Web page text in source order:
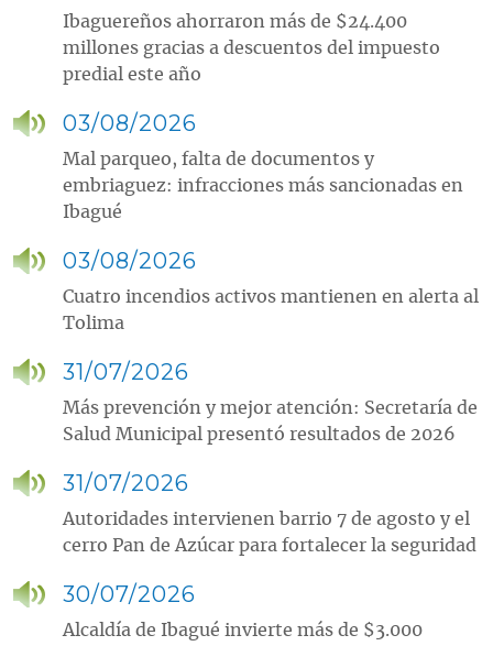
Ibaguereños ahorraron más de $24.400
millones gracias a descuentos del impuesto
predial este año
03/08/2026
Mal parqueo, falta de documentos y
embriaguez: infracciones más sancionadas en
Ibagué
03/08/2026
Cuatro incendios activos mantienen en alerta al
Tolima
31/07/2026
Más prevención y mejor atención: Secretaría de
Salud Municipal presentó resultados de 2026
31/07/2026
Autoridades intervienen barrio 7 de agosto y el
cerro Pan de Azúcar para fortalecer la seguridad
30/07/2026
Alcaldía de Ibagué invierte más de $3.000